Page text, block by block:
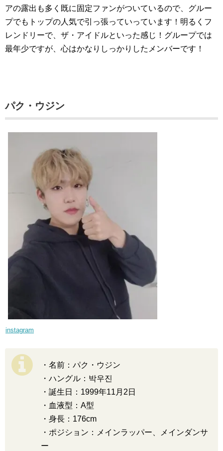
アの露出も多く既に固定ファンがついているので、グルー
プでもトップの人気で引っ張っていっています！明るくフ
レンドリーで、ザ・アイドルといった感じ！グループでは
最年少ですが、心はかなりしっかりしたメンバーです！
パク・ウジン
instagram
・名前：パク・ウジン
・ハングル：박우진
・誕生日：1999年11月2日
・血液型：A型
・身長：176cm
・ポジション：メインラッパー、メインダンサ
ー